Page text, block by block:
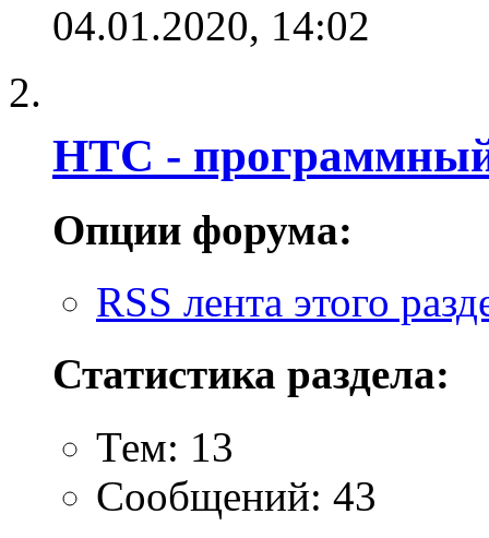
04.01.2020, 14:02
HTC -
Опции форума:
RSS лента этого
Статистика раздела:
Тем: 13
Сообщений: 43